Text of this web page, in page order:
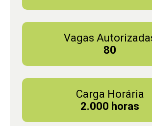
Vagas
80
Carga Horária
2.000 horas